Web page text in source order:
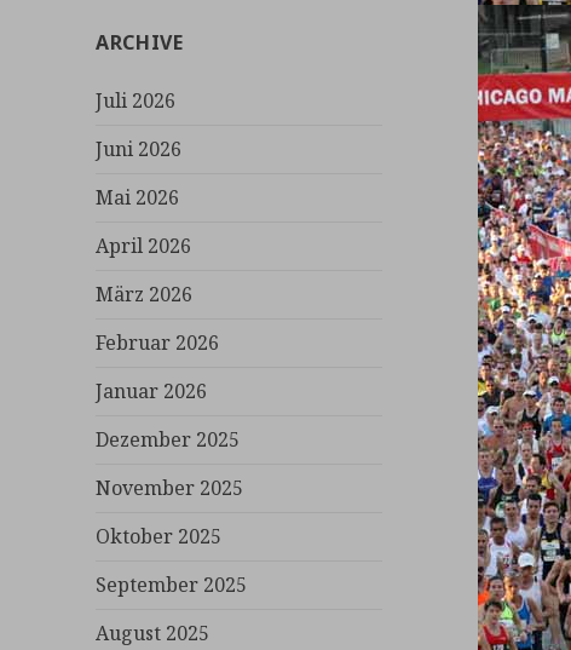
ARCHIVE
Juli 2026
Juni 2026
Mai 2026
April 2026
März 2026
Februar 2026
Januar 2026
Dezember 2025
November 2025
Oktober 2025
September 2025
August 2025